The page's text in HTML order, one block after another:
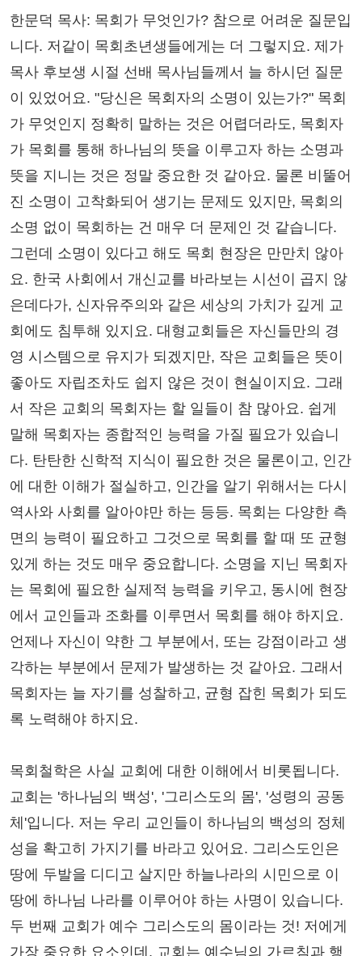
한문덕 목사: 목회가 무엇인가? 참으로 어려운 질문입
니다. 저같이 목회초년생들에게는 더 그렇지요. 제가
목사 후보생 시절 선배 목사님들께서 늘 하시던 질문
이 있었어요. "당신은 목회자의 소명이 있는가?" 목회
가 무엇인지 정확히 말하는 것은 어렵더라도, 목회자
가 목회를 통해 하나님의 뜻을 이루고자 하는 소명과
뜻을 지니는 것은 정말 중요한 것 같아요. 물론 비뚤어
진 소명이 고착화되어 생기는 문제도 있지만, 목회의
소명 없이 목회하는 건 매우 더 문제인 것 같습니다.
그런데 소명이 있다고 해도 목회 현장은 만만치 않아
요. 한국 사회에서 개신교를 바라보는 시선이 곱지 않
은데다가, 신자유주의와 같은 세상의 가치가 깊게 교
회에도 침투해 있지요. 대형교회들은 자신들만의 경
영 시스템으로 유지가 되겠지만, 작은 교회들은 뜻이
좋아도 자립조차도 쉽지 않은 것이 현실이지요. 그래
서 작은 교회의 목회자는 할 일들이 참 많아요. 쉽게
말해 목회자는 종합적인 능력을 가질 필요가 있습니
다. 탄탄한 신학적 지식이 필요한 것은 물론이고, 인간
에 대한 이해가 절실하고, 인간을 알기 위해서는 다시
역사와 사회를 알아야만 하는 등등. 목회는 다양한 측
면의 능력이 필요하고 그것으로 목회를 할 때 또 균형
있게 하는 것도 매우 중요합니다. 소명을 지닌 목회자
는 목회에 필요한 실제적 능력을 키우고, 동시에 현장
에서 교인들과 조화를 이루면서 목회를 해야 하지요.
언제나 자신이 약한 그 부분에서, 또는 강점이라고 생
각하는 부분에서 문제가 발생하는 것 같아요. 그래서
목회자는 늘 자기를 성찰하고, 균형 잡힌 목회가 되도
록 노력해야 하지요.
목회철학은 사실 교회에 대한 이해에서 비롯됩니다.
교회는 '하나님의 백성', '그리스도의 몸', '성령의 공동
체'입니다. 저는 우리 교인들이 하나님의 백성의 정체
성을 확고히 가지기를 바라고 있어요. 그리스도인은
땅에 두발을 디디고 살지만 하늘나라의 시민으로 이
땅에 하나님 나라를 이루어야 하는 사명이 있습니다.
두 번째 교회가 예수 그리스도의 몸이라는 것! 저에게
가장 중요한 요소인데, 교회는 예수님의 가르침과 행